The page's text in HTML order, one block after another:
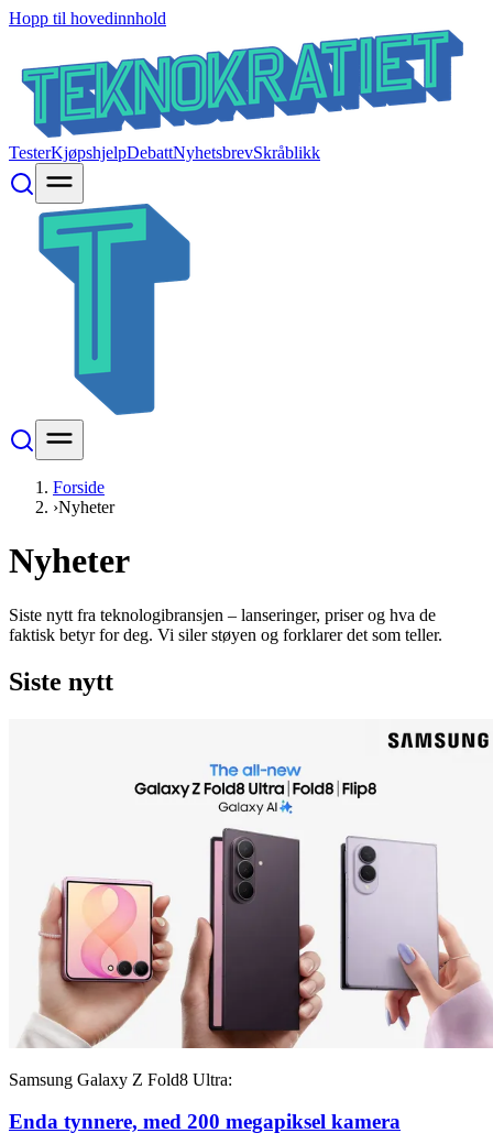
Hopp til hovedinnhold
TesterKjøpshjelpDebattNyhetsbrevSkråblikk
Forside
›Nyheter
Nyheter
Siste nytt fra teknologibransjen – lanseringer, priser og hva de
faktisk betyr for deg. Vi siler støyen og forklarer det som teller.
Siste nytt
Samsung Galaxy Z Fold8 Ultra:
Enda tynnere, med 200 megapiksel kamera